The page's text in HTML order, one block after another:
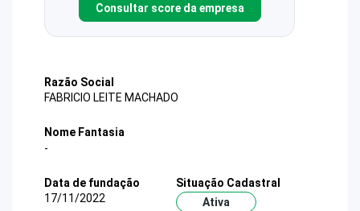
Consultar score da empresa
Razão Social
FABRICIO LEITE MACHADO
Nome Fantasia
-
Data de fundação
17/11/2022
Situação Cadastral
Ativa